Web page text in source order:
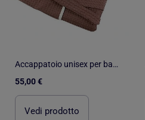
Accappatoio unisex per bambini in cotone a nido d'ape JADOU
55,00 €
Vedi prodotto